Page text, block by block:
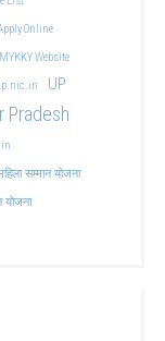
Online
MYKKY Website
UP
Pradesh
सम्मान योजना
योजना